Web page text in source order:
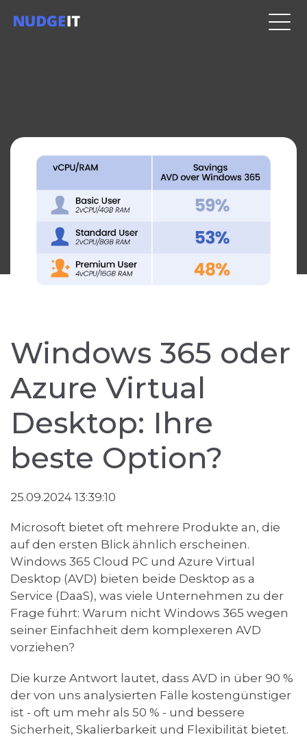
Windows 365 oder
Azure Virtual
Desktop: Ihre
beste Option?
25.09.2024 13:39:10
Microsoft bietet oft mehrere Produkte an, die
auf den ersten Blick ähnlich erscheinen.
Windows 365 Cloud PC und Azure Virtual
Desktop (AVD) bieten beide Desktop as a
Service (DaaS), was viele Unternehmen zu der
Frage führt: Warum nicht Windows 365 wegen
seiner Einfachheit dem komplexeren AVD
vorziehen?
Die kurze Antwort lautet, dass AVD in über 90 %
der von uns analysierten Fälle kostengünstiger
ist - oft um mehr als 50 % - und bessere
Sicherheit, Skalierbarkeit und Flexibilität bietet.